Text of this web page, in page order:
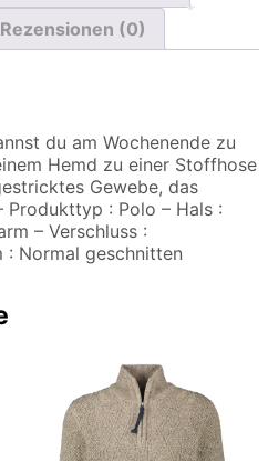
Rezensionen (0)
du am Wochenende zu
Hemd zu einer Stoffhose
Gewebe, das
Produkttyp : Polo – Hals :
– Verschluss :
: Normal geschnitten